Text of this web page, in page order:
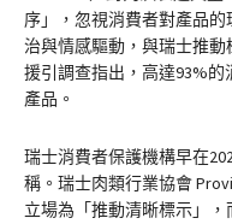
序」，忽視消費者對產品
治與情感驅動，與瑞士推
援引調查指出，高達93%
產品。
瑞士消費者保護機構早在
稱。瑞士肉類行業協會
立場為「推動清晰標示」